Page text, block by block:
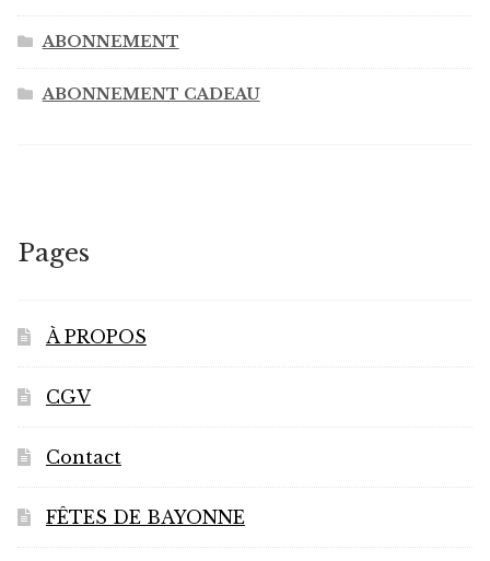
ABONNEMENT
ABONNEMENT CADEAU
Pages
À PROPOS
CGV
Contact
FÊTES DE BAYONNE